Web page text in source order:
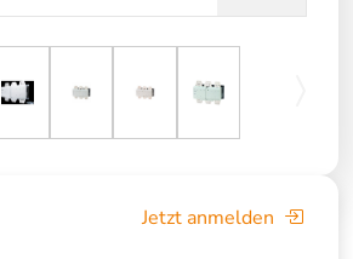
Jetzt anmelden